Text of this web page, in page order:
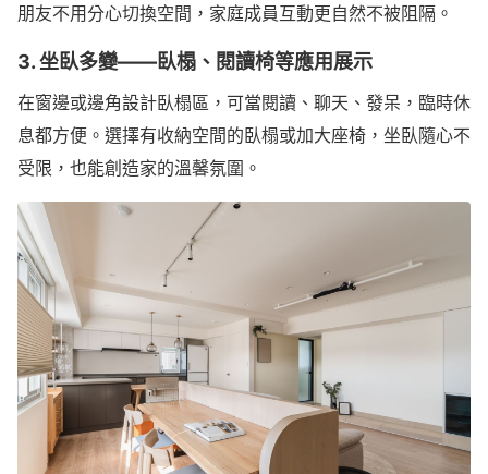
朋友不用分心切換空間，家庭成員互動更自然不被阻隔。
3. 坐臥多變——臥榻、閱讀椅等應用展示
在窗邊或邊角設計臥榻區，可當閱讀、聊天、發呆，臨時休
息都方便。選擇有收納空間的臥榻或加大座椅，坐臥隨心不
受限，也能創造家的溫馨氛圍。